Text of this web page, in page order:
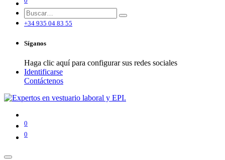
+34 935 04 83 55
Síganos
Haga clic aquí para configurar sus redes sociales
Identificarse
Contáctenos
0
0